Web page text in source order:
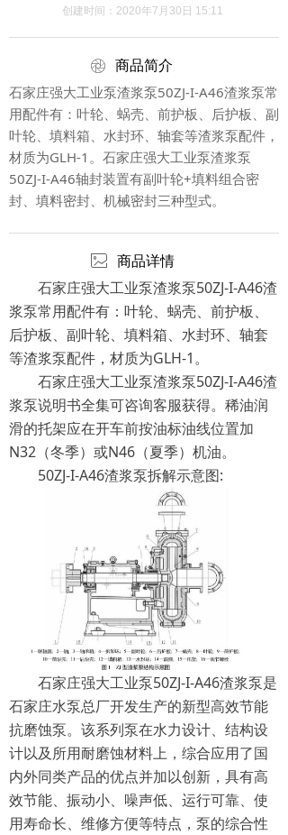
商品简介
创建时间： 2020年7月30日 15:11
石家庄强大工业泵渣浆泵50ZJ-I-A46渣浆泵常
用配件有：叶轮、蜗壳、前护板、后护板、副
叶轮、填料箱、水封环、轴套等渣浆泵配件，
材质为GLH-1。石家庄强大工业泵渣浆泵
50ZJ-I-A46轴封装置有副叶轮+填料组合密
封、填料密封、机械密封三种型式。
商品详情
石家庄强大工业泵渣浆泵50ZJ-I-A46渣
浆泵常用配件有：叶轮、蜗壳、前护板、
后护板、副叶轮、填料箱、水封环、轴套
等渣浆泵配件，材质为GLH-1。
石家庄强大工业泵渣浆泵50ZJ-I-A46渣
浆泵说明书全集可咨询客服获得。稀油润
滑的托架应在开车前按油标油线位置加
N32（冬季）或N46（夏季）机油。
50ZJ-I-A46渣浆泵拆解示意图:
石家庄强大工业泵50ZJ-I-A46渣浆泵是
石家庄水泵总厂开发生产的新型高效节能
抗磨蚀泵。该系列泵在水力设计、结构设
计以及所用耐磨蚀材料上，综合应用了国
内外同类产品的优点并加以创新，具有高
效节能、振动小、噪声低、运行可靠、使
用寿命长、维修方便等特点，泵的综合性
ꁵ
ꂈ